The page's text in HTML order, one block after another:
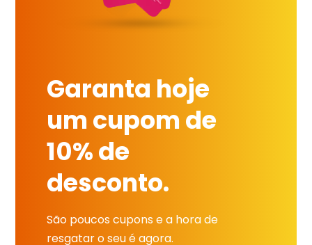
Garanta hoje
um cupom de
10% de
desconto.
São poucos cupons e a hora de
resgatar o seu é agora.